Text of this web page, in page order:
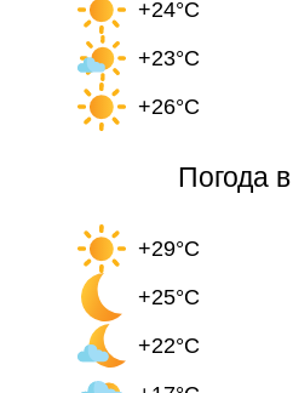
+24°C
+23°C
+26°C
Погода
+29°C
+25°C
+22°C